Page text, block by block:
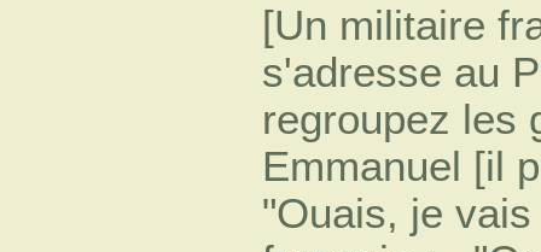
[Un militaire
s'adresse au
regroupez les
Emmanuel [il
"Ouais, je